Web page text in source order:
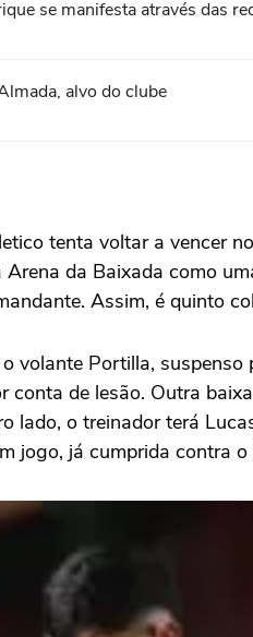
se manifesta através das
alvo do clube
tenta voltar a vencer
da Baixada como
Assim, é quinto
volante Portilla,
de lesão. Outra
o treinador terá
jogo, já cumprida contra